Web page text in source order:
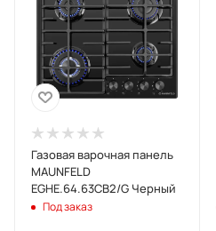
Газовая варочная панель
MAUNFELD
EGHE.64.63CB2/G Черный
Под заказ